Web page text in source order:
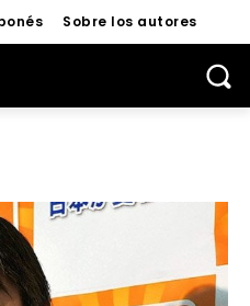
Sobre los autores